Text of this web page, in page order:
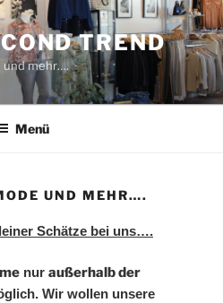
TREND
und mehr….
Menü
UND MEHR….
Schätze bei uns….
nur außerhalb der
Wir wollen unsere